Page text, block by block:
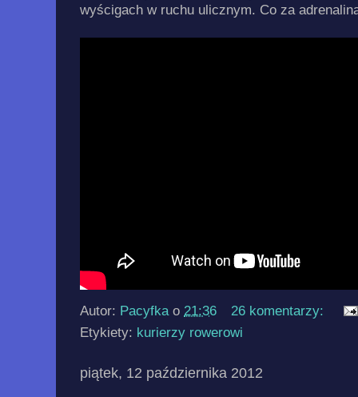
wyścigach w ruchu ulicznym. Co za
Autor: Pacyfka o 21:36
26 komentarzy:
Etykiety: kurierzy rowerowi
piątek, 12 października 2012